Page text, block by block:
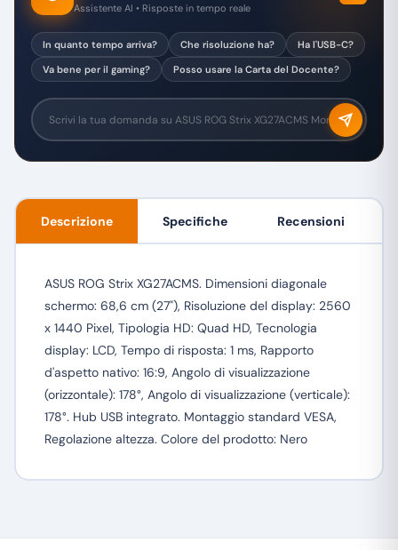
Assistente AI • Risposte in tempo reale
In quanto tempo arriva? Che risoluzione ha?
Ha l'USB-C?
Va bene per il gaming?
Posso usare la Carta del Docente?
Descrizione Specifiche Recensioni
ASUS ROG Strix XG27ACMS. Dimensioni diagonale
schermo: 68,6 cm (27"), Risoluzione del display: 2560
x 1440 Pixel, Tipologia HD: Quad HD, Tecnologia
display: LCD, Tempo di risposta: 1 ms, Rapporto
d'aspetto nativo: 16:9, Angolo di visualizzazione
(orizzontale): 178°, Angolo di visualizzazione (verticale):
178°. Hub USB integrato. Montaggio standard VESA,
Regolazione altezza. Colore del prodotto: Nero